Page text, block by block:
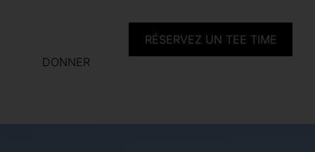
DONNER
RÉSERVEZ UN TEE TIME